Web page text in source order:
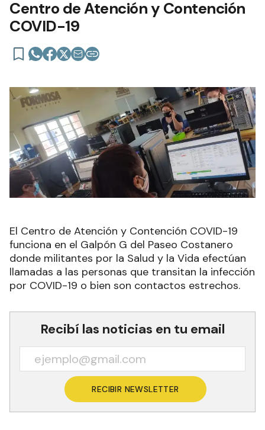
Centro de Atención y Contención
COVID-19
El Centro de Atención y Contención COVID-19
funciona en el Galpón G del Paseo Costanero
donde militantes por la Salud y la Vida efectúan
llamadas a las personas que transitan la infección
por COVID-19 o bien son contactos estrechos.
Recibí las noticias en tu email
RECIBIR NEWSLETTER